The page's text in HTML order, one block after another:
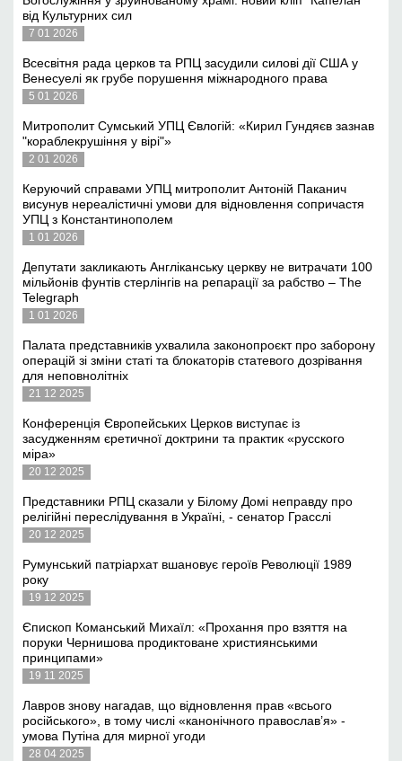
від Культурних сил
7 01 2026
Всесвітня рада церков та РПЦ засудили силові дії США у
Венесуелі як грубе порушення міжнародного права
5 01 2026
Митрополит Сумський УПЦ Євлогій: «Кирил Гундяєв зазнав
"кораблекрушіння у вірі"»
2 01 2026
Керуючий справами УПЦ митрополит Антоній Паканич
висунув нереалістичні умови для відновлення сопричастя
УПЦ з Константинополем
1 01 2026
Депутати закликають Англіканську церкву не витрачати 100
мільйонів фунтів стерлінгів на репарації за рабство – The
Telegraph
1 01 2026
Палата представників ухвалила законопроєкт про заборону
операцій зі зміни статі та блокаторів статевого дозрівання
для неповнолітніх
21 12 2025
Конференція Європейських Церков виступає із
засудженням єретичної доктрини та практик «русского
міра»
20 12 2025
Представники РПЦ сказали у Білому Домі неправду про
релігійні переслідування в Україні, - сенатор Грасслі
20 12 2025
Румунський патріархат вшановує героїв Революції 1989
року
19 12 2025
Єпископ Команський Михаїл: «Прохання про взяття на
поруки Чернишова продиктоване християнськими
принципами»
19 11 2025
Лавров знову нагадав, що відновлення прав «всього
російського», в тому числі «канонічного православ’я» -
умова Путіна для мирної угоди
28 04 2025